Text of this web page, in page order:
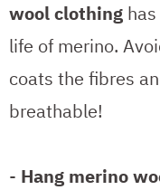
wool clothing
life of merino.
coats the fibres
breathable!
- Hang merino